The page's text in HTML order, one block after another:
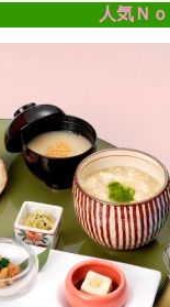
人気Ｎ